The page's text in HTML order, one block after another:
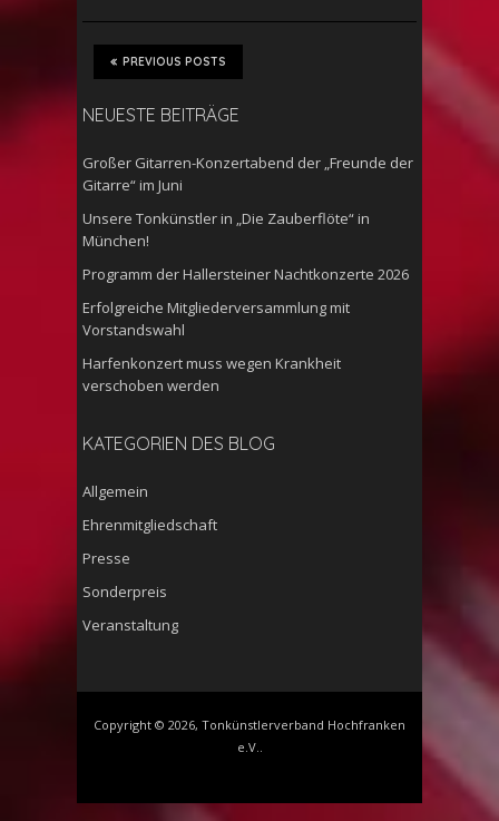
PREVIOUS POSTS
NEUESTE BEITRÄGE
Großer Gitarren-Konzertabend der „Freunde der
Gitarre“ im Juni
Unsere Tonkünstler in „Die Zauberflöte“ in
München!
Programm der Hallersteiner Nachtkonzerte 2026
Erfolgreiche Mitgliederversammlung mit
Vorstandswahl
Harfenkonzert muss wegen Krankheit
verschoben werden
KATEGORIEN DES BLOG
Allgemein
Ehrenmitgliedschaft
Presse
Sonderpreis
Veranstaltung
Copyright © 2026, Tonkünstlerverband Hochfranken
e.V..